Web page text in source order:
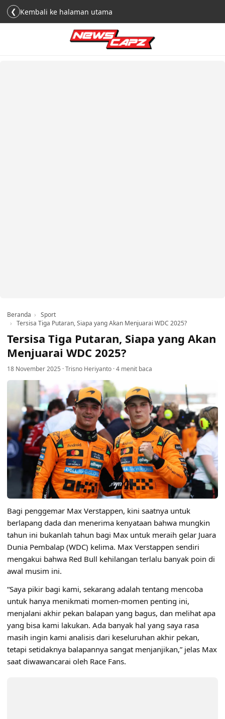
❮ Kembali ke halaman utama
Beranda
Sport
Tersisa Tiga Putaran, Siapa yang Akan Menjuarai WDC 2025?
Tersisa Tiga Putaran, Siapa yang Akan
Menjuarai WDC 2025?
18 November 2025 ·Trisno Heriyanto ·4 menit baca
Bagi penggemar Max Verstappen, kini saatnya untuk
berlapang dada dan menerima kenyataan bahwa mungkin
tahun ini bukanlah tahun bagi Max untuk meraih gelar Juara
Dunia Pembalap (WDC) kelima. Max Verstappen sendiri
mengakui bahwa Red Bull kehilangan terlalu banyak poin di
awal musim ini.
“Saya pikir bagi kami, sekarang adalah tentang mencoba
untuk hanya menikmati momen-momen penting ini,
menjalani akhir pekan balapan yang bagus, dan melihat apa
yang bisa kami lakukan. Ada banyak hal yang saya rasa
masih ingin kami analisis dari keseluruhan akhir pekan,
tetapi setidaknya balapannya sangat menjanjikan,” jelas Max
saat diwawancarai oleh Race Fans.